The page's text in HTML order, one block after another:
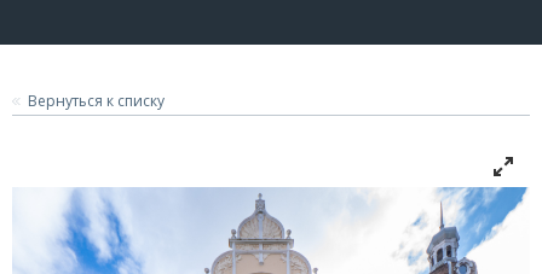
Вернуться к списку